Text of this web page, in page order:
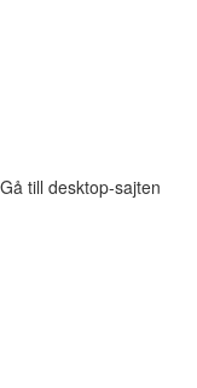
Gå till desktop-sajten